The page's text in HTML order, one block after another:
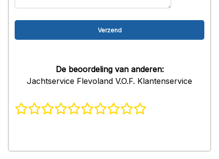
De beoordeling van anderen:
Jachtservice Flevoland V.O.F. Klantenservice